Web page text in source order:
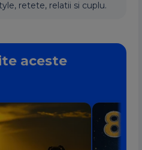
retete, relatii si cuplu.
aceste